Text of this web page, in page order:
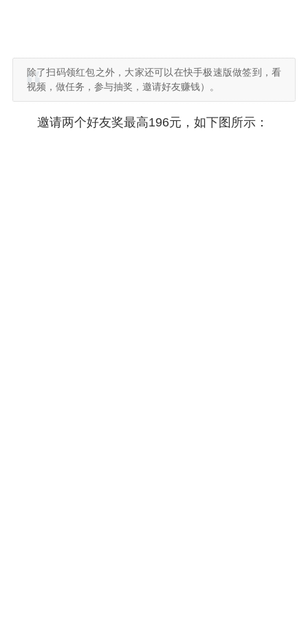
除了扫码领红包之外，大家还可以在快手极速版做签到，看
视频，做任务，参与抽奖，邀请好友赚钱）。
邀请两个好友奖最高196元，如下图所示：